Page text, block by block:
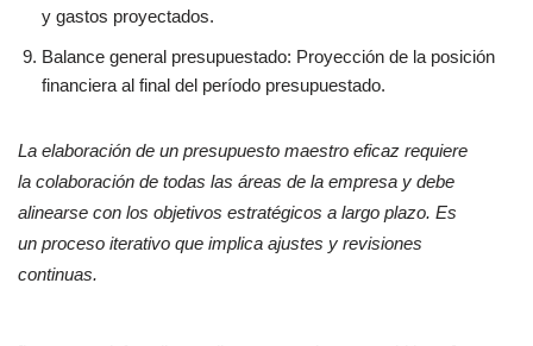
y gastos proyectados.
Balance general presupuestado: Proyección de la posición
financiera al final del período presupuestado.
La elaboración de un presupuesto maestro eficaz requiere
la colaboración de todas las áreas de la empresa y debe
alinearse con los objetivos estratégicos a largo plazo. Es
un proceso iterativo que implica ajustes y revisiones
continuas.